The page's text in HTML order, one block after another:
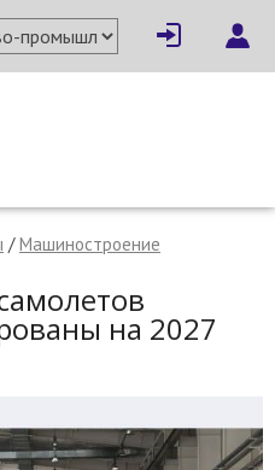
/Машиностроение
на 2027